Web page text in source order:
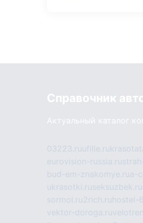
Справочник
Актуальный каталог
03223.ruufille.ru
eurovision-russia.ru
bud-em-znakomye.rua-
ukrasotki.ruseksuzbek.ru
sormol.ru2rich.ru hostel-
vektor-doroga.ru